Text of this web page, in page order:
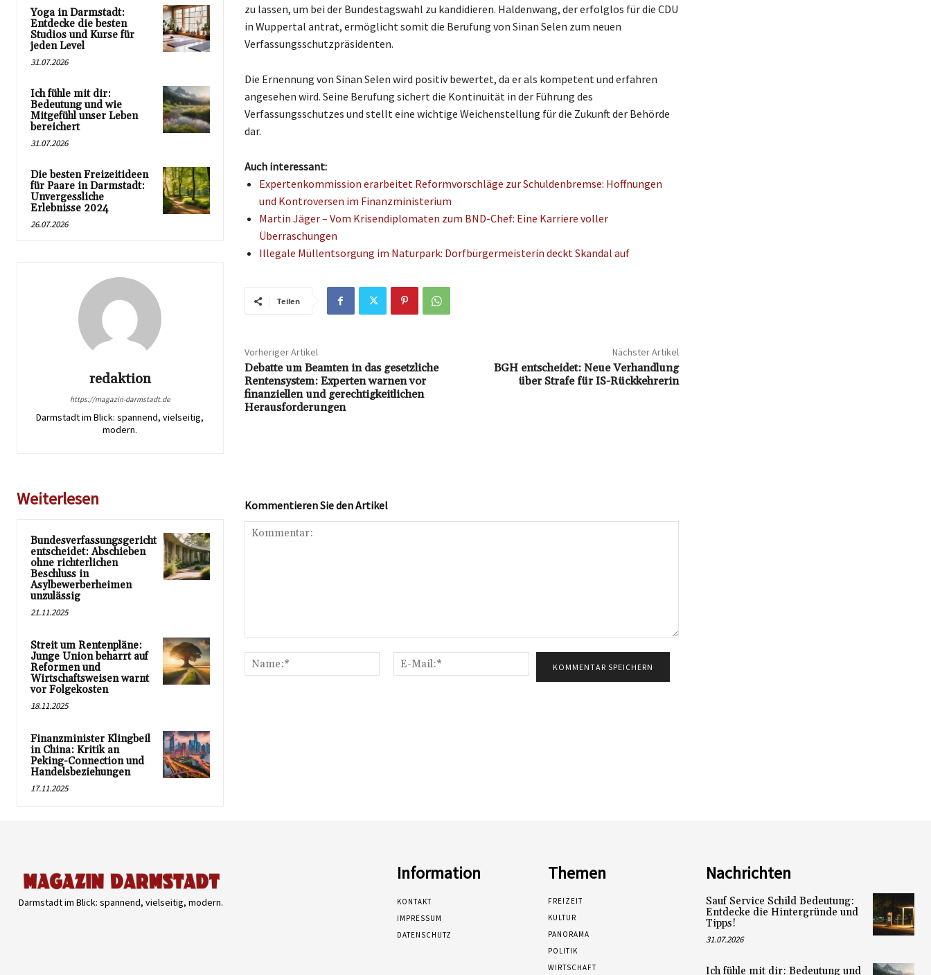
Yoga in Darmstadt:
Entdecke die besten
Studios und Kurse für
jeden Level
31.07.2026
Ich fühle mit dir:
Bedeutung und wie
Mitgefühl unser Leben
bereichert
31.07.2026
Die besten Freizeitideen
für Paare in Darmstadt:
Unvergessliche
Erlebnisse 2024
26.07.2026
redaktion
https://magazin-darmstadt.de
Darmstadt im Blick: spannend, vielseitig,
modern.
zu lassen, um bei der Bundestagswahl zu kandidieren. Haldenwang, der erfolglos für die CDU
in Wuppertal antrat, ermöglicht somit die Berufung von Sinan Selen zum neuen
Verfassungsschutzpräsidenten.
Die Ernennung von Sinan Selen wird positiv bewertet, da er als kompetent und erfahren
angesehen wird. Seine Berufung sichert die Kontinuität in der Führung des
Verfassungsschutzes und stellt eine wichtige Weichenstellung für die Zukunft der Behörde
dar.
Auch interessant:
Expertenkommission erarbeitet Reformvorschläge zur Schuldenbremse: Hoffnungen
und Kontroversen im Finanzministerium
Martin Jäger – Vom Krisendiplomaten zum BND-Chef: Eine Karriere voller
Überraschungen
Illegale Müllentsorgung im Naturpark: Dorfbürgermeisterin deckt Skandal auf
Teilen
Vorheriger Artikel
Debatte um Beamten in das gesetzliche
Rentensystem: Experten warnen vor
finanziellen und gerechtigkeitlichen
Herausforderungen
Nächster Artikel
BGH entscheidet: Neue Verhandlung
über Strafe für IS-Rückkehrerin
Weiterlesen
Bundesverfassungsgericht
entscheidet: Abschieben
ohne richterlichen
Beschluss in
Asylbewerberheimen
unzulässig
21.11.2025
Streit um Rentenpläne:
Junge Union beharrt auf
Reformen und
Wirtschaftsweisen warnt
vor Folgekosten
18.11.2025
Finanzminister Klingbeil
in China: Kritik an
Peking-Connection und
Handelsbeziehungen
17.11.2025
Kommentieren Sie den Artikel
Name:*
Mail:*
Darmstadt im Blick: spannend, vielseitig, modern.
Information
KONTAKT
IMPRESSUM
DATENSCHUTZ
Themen
FREIZEIT
KULTUR
PANORAMA
POLITIK
WIRTSCHAFT
Nachrichten
Sauf Service Schild Bedeutung:
Entdecke die Hintergründe und
Tipps!
31.07.2026
Ich fühle mit dir: Bedeutung und